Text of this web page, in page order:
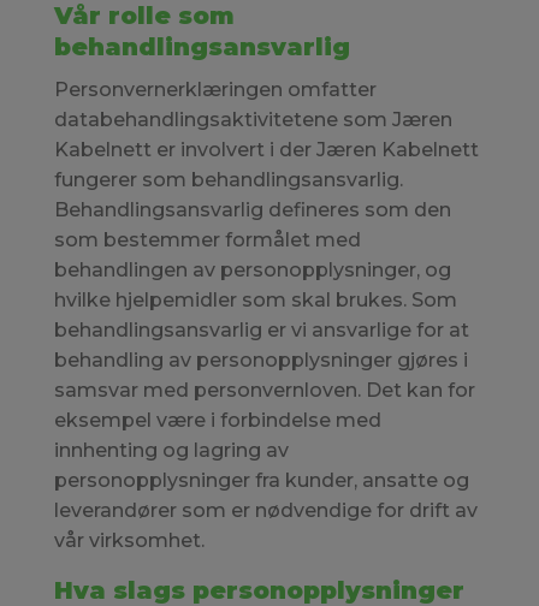
Vår rolle som
behandlingsansvarlig
Personvernerklæringen omfatter
databehandlingsaktivitetene som Jæren
Kabelnett er involvert i der Jæren Kabelnett
fungerer som behandlingsansvarlig.
Behandlingsansvarlig defineres som den
som bestemmer formålet med
behandlingen av personopplysninger, og
hvilke hjelpemidler som skal brukes. Som
behandlingsansvarlig er vi ansvarlige for at
behandling av personopplysninger gjøres i
samsvar med personvernloven. Det kan for
eksempel være i forbindelse med
innhenting og lagring av
personopplysninger fra kunder, ansatte og
leverandører som er nødvendige for drift av
vår virksomhet.
Hva slags personopplysninger